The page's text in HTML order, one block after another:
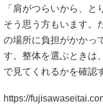
「肩がつらいから、と
そう思う方もいます。
の場所に負担がかかっ
す。整体を選ぶときは
で見てくれるかを確認
https://